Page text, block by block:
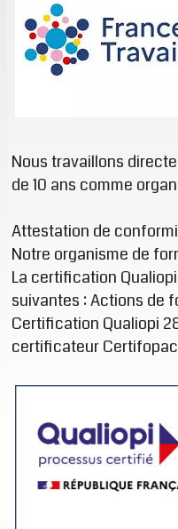
Nous travaillons
de 10 ans comme
Attestation de
Notre organisme de
La certification
suivantes : Actions de
Certification Qualiopi
certificateur